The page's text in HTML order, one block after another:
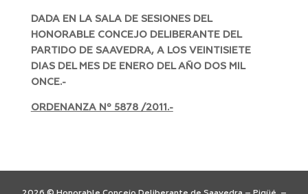
DADA EN LA SALA DE SESIONES DEL
HONORABLE CONCEJO DELIBERANTE DEL
PARTIDO DE SAAVEDRA, A LOS VEINTISIETE
DIAS DEL MES DE ENERO DEL AÑO DOS MIL
ONCE.-
ORDENANZA Nº 5878 /2011.-